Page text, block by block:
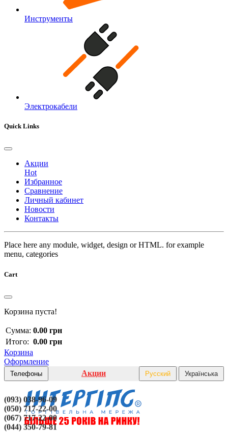
Инструменты
Электрокабели
Quick Links
Акции
Hot
Избранное
Сравнение
Личный кабинет
Новости
Контакты
Place here any module, widget, design or HTML. for example
menu, categories
Cart
Корзина пуста!
Сумма: 0.00 грн
Итого: 0.00 грн
Корзина
Оформление
Телефоны
(093) 038-96-09
(050) 717-22-00
(067) 717-22-00
(044) 350-79-81
Акции Русский Українська